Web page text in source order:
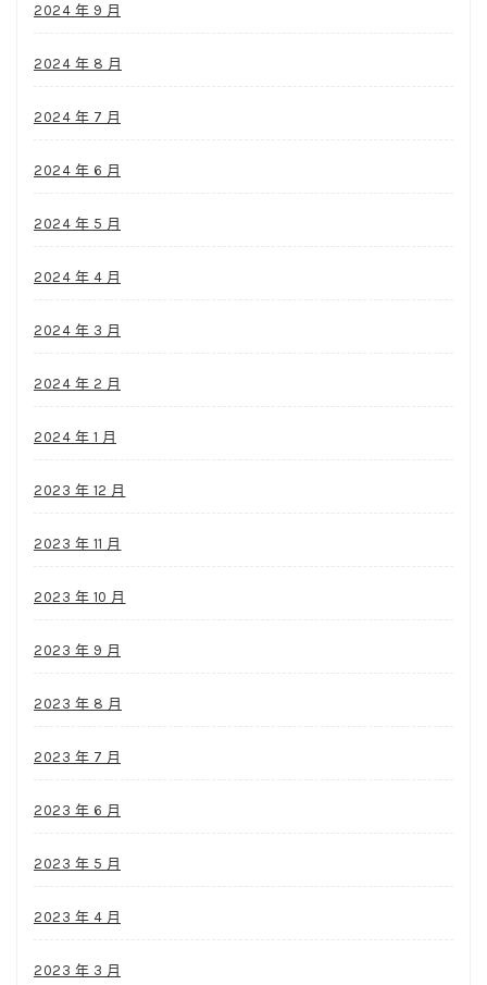
2024 年 9 月
2024 年 8 月
2024 年 7 月
2024 年 6 月
2024 年 5 月
2024 年 4 月
2024 年 3 月
2024 年 2 月
2024 年 1 月
2023 年 12 月
2023 年 11 月
2023 年 10 月
2023 年 9 月
2023 年 8 月
2023 年 7 月
2023 年 6 月
2023 年 5 月
2023 年 4 月
2023 年 3 月